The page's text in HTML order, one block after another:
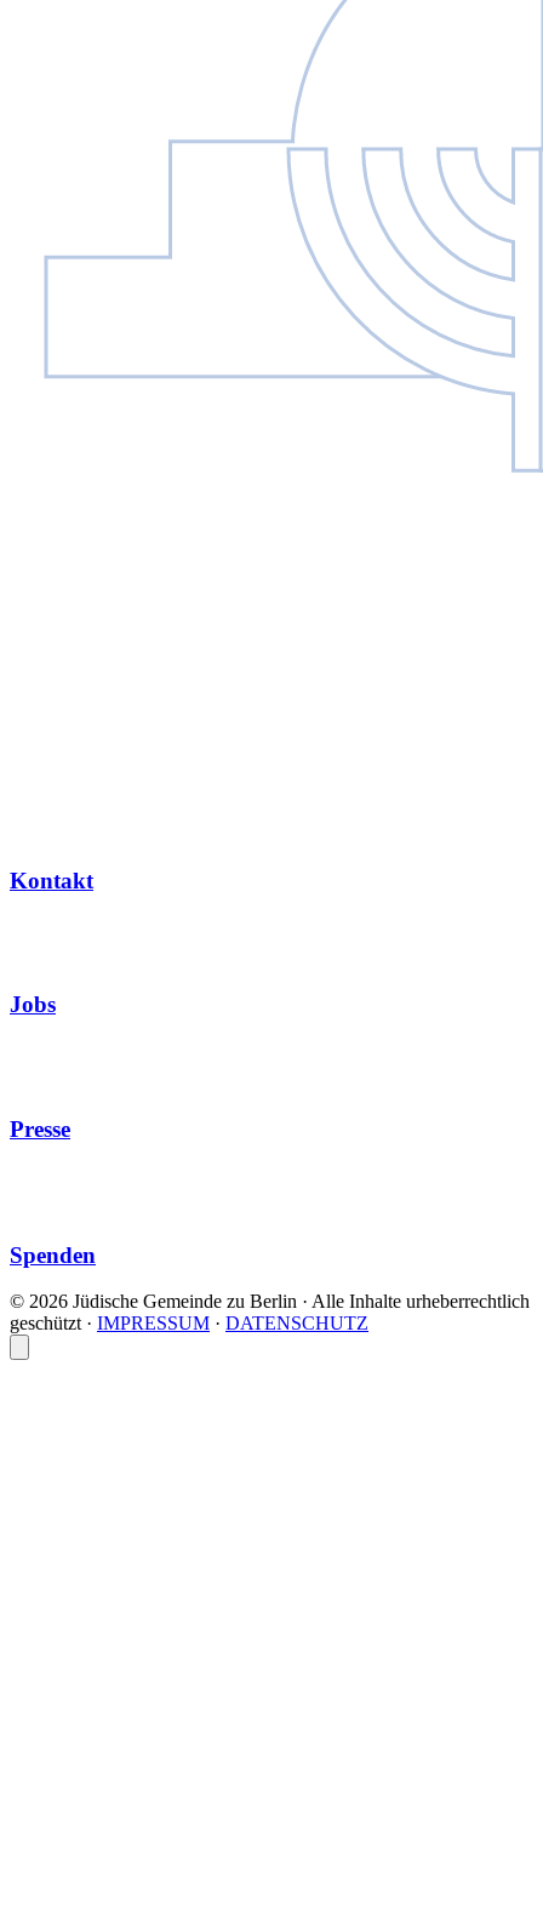
Kontakt
Jobs
Presse
Spenden
© 2026 Jüdische Gemeinde zu Berlin · Alle Inhalte urheberrechtlich
geschützt · IMPRESSUM · DATENSCHUTZ